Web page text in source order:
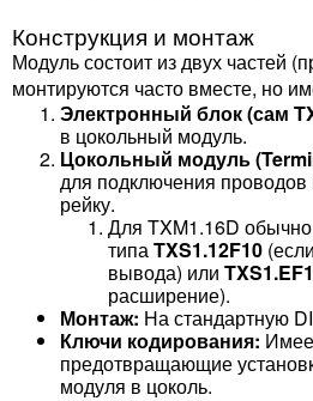
Конструкция и монтаж
Модуль состоит из двух частей
монтируются часто вместе, но
Электронный блок (сам
в цокольный модуль.
Цокольный модуль
для подключения
рейку.
Для TXM1.16D
типаTXS1.12F10
вывода) или
расширение).
Монтаж: На стандартную
Ключи кодирования:
предотвращающие
модуля в цоколь.